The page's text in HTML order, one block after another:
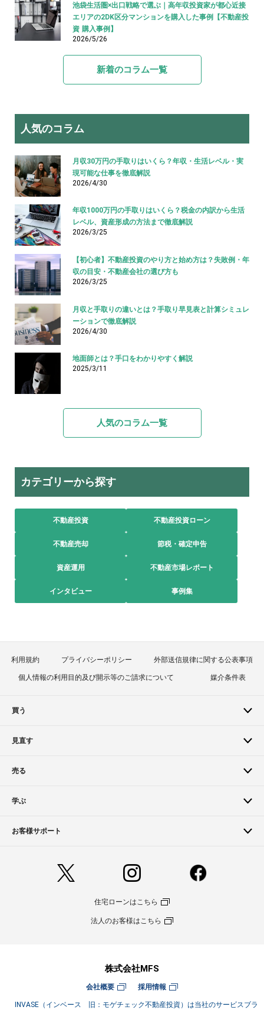
池袋生活圏×出口戦略で選ぶ｜高年収投資家が都心近接
エリアの2DK区分マンションを購入した事例【不動産投
資 購入事例】
2026/5/26
新着のコラム一覧
人気のコラム
月収30万円の手取りはいくら？年収・生活レベル・実
現可能な仕事を徹底解説
2026/4/30
年収1000万円の手取りはいくら？税金の内訳から生活
レベル、資産形成の方法まで徹底解説
2026/3/25
【初心者】不動産投資のやり方と始め方は？失敗例・年
収の目安・不動産会社の選び方も
2026/3/25
月収と手取りの違いとは？手取り早見表と計算シミュレ
ーションで徹底解説
2026/4/30
地面師とは？手口をわかりやすく解説
2025/3/11
人気のコラム一覧
カテゴリーから探す
不動産投資 不動産投資ローン
不動産売却 節税・確定申告
資産運用 不動産市場レポート
インタビュー 事例集
利用規約 プライバシーポリシー 外部送信規律に関する公表事項
個人情報の利用目的及び開示等のご請求について 媒介条件表
買う
見直す
売る
学ぶ
お客様サポート
住宅ローンはこちら
法人のお客様はこちら
株式会社MFS
会社概要 採用情報
INVASE（インベース 旧：モゲチェック不動産投資）は当社のサービスブラ